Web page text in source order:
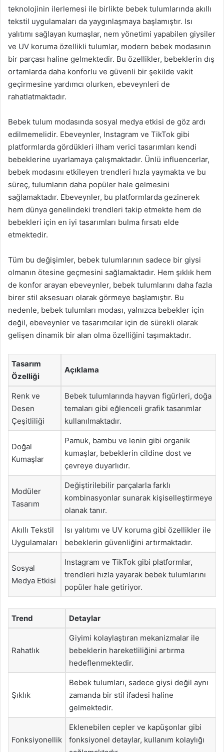
teknolojinin ilerlemesi ile birlikte bebek tulumlarında akıllı
tekstil uygulamaları da yaygınlaşmaya başlamıştır. Isı
yalıtımı sağlayan kumaşlar, nem yönetimi yapabilen giysiler
ve UV koruma özellikli tulumlar, modern bebek modasının
bir parçası haline gelmektedir. Bu özellikler, bebeklerin dış
ortamlarda daha konforlu ve güvenli bir şekilde vakit
geçirmesine yardımcı olurken, ebeveynleri de
rahatlatmaktadır.
Bebek tulum modasında sosyal medya etkisi de göz ardı
edilmemelidir. Ebeveynler, Instagram ve TikTok gibi
platformlarda gördükleri ilham verici tasarımları kendi
bebeklerine uyarlamaya çalışmaktadır. Ünlü influencerlar,
bebek modasını etkileyen trendleri hızla yaymakta ve bu
süreç, tulumların daha popüler hale gelmesini
sağlamaktadır. Ebeveynler, bu platformlarda gezinerek
hem dünya genelindeki trendleri takip etmekte hem de
bebekleri için en iyi tasarımları bulma fırsatı elde
etmektedir.
Tüm bu değişimler, bebek tulumlarının sadece bir giysi
olmanın ötesine geçmesini sağlamaktadır. Hem şıklık hem
de konfor arayan ebeveynler, bebek tulumlarını daha fazla
birer stil aksesuarı olarak görmeye başlamıştır. Bu
nedenle, bebek tulumları modası, yalnızca bebekler için
değil, ebeveynler ve tasarımcılar için de sürekli olarak
gelişen dinamik bir alan olma özelliğini taşımaktadır.
Tasarım
Özelliği
Açıklama
Renk ve
Desen
Çeşitliliği
Bebek tulumlarında hayvan figürleri, doğa
temaları gibi eğlenceli grafik tasarımlar
kullanılmaktadır.
Doğal
Kumaşlar
Pamuk, bambu ve lenin gibi organik
kumaşlar, bebeklerin cildine dost ve
çevreye duyarlıdır.
Modüler
Tasarım
Değiştirilebilir parçalarla farklı
kombinasyonlar sunarak kişiselleştirmeye
olanak tanır.
Akıllı Tekstil
Uygulamaları
Isı yalıtımı ve UV koruma gibi özellikler ile
bebeklerin güvenliğini artırmaktadır.
Sosyal
Medya Etkisi
Instagram ve TikTok gibi platformlar,
trendleri hızla yayarak bebek tulumlarını
popüler hale getiriyor.
Trend Detaylar
Rahatlık
Giyimi kolaylaştıran mekanizmalar ile
bebeklerin hareketliliğini artırma
hedeflenmektedir.
Şıklık
Bebek tulumları, sadece giysi değil aynı
zamanda bir stil ifadesi haline
gelmektedir.
Fonksiyonellik
Eklenebilen cepler ve kapüşonlar gibi
fonksiyonel detaylar, kullanım kolaylığı